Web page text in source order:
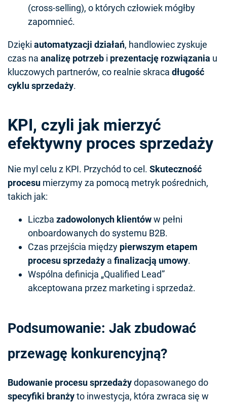
(cross-selling), o których człowiek mógłby
zapomnieć.
Dzięki automatyzacji działań, handlowiec zyskuje
czas na analizę potrzeb i prezentację rozwiązania u
kluczowych partnerów, co realnie skraca długość
cyklu sprzedaży.
KPI, czyli jak mierzyć
efektywny proces sprzedaży
Nie myl celu z KPI. Przychód to cel. Skuteczność
procesu mierzymy za pomocą metryk pośrednich,
takich jak:
Liczba zadowolonych klientóww pełni
onboardowanych do systemu B2B.
Czas przejścia między pierwszym etapem
procesu sprzedaży a finalizacją umowy.
Wspólna definicja „Qualified Lead”
akceptowana przez marketing i sprzedaż.
Podsumowanie: Jak zbudować
przewagę konkurencyjną?
Budowanie procesu sprzedażydopasowanego do
specyfiki branżyto inwestycja, która zwraca się w